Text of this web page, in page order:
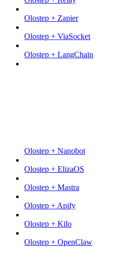
Olostep + Zapier
Olostep + ViaSocket
Olostep + LangChain
Olostep + Nanobot
Olostep + ElizaOS
Olostep + Mastra
Olostep + Apify
Olostep + Kilo
Olostep + OpenClaw